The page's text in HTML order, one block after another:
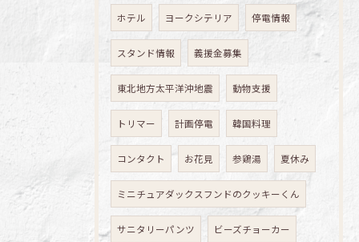
ホテル ヨークシテリア 停電情報
スタンド情報 義援金募集
東北地方太平洋沖地震 動物支援
トリマー 計画停電 韓国料理
コンタクト お花見 参鶏湯 夏休み
ミニチュアダックスフンドのクッキーくん
サニタリーパンツ ビーズチョーカー